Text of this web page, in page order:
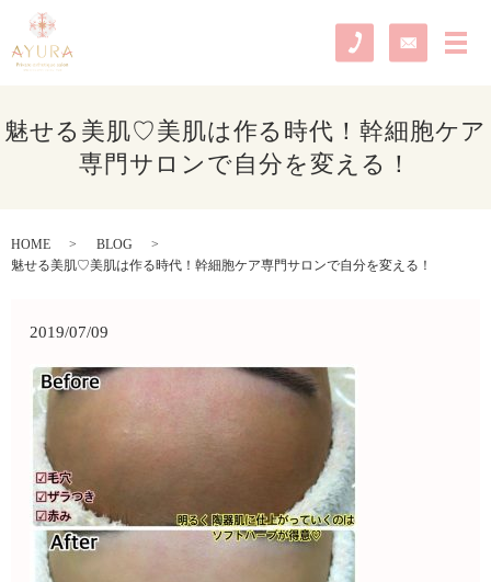
メ
魅せる美肌♡美肌は作る時代！幹細胞ケア
専門サロンで自分を変える！
HOME
BLOG
魅せる美肌♡美肌は作る時代！幹細胞ケア専門サロンで自分を変える！
2019/07/09